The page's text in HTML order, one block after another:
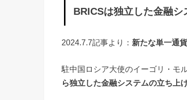
C
同
へ
BRICSは独立した金融
2024.7.7記事より： 新たな単一通
駐中国ロシア大使のイーゴリ・モ
ら独立した金融システムの立ち上